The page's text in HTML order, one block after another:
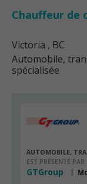
Chauffeur de
Victoria , BC
Automobile,
spécialisée
AUTOMOBILE,
EST PRÉSENTÉ PAR
GTGroup